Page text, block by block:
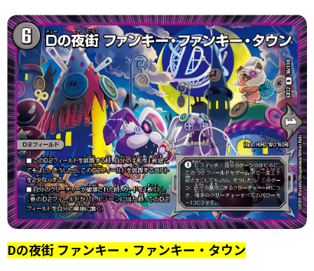
Dの夜街 ファンキー・ファンキー・タウン